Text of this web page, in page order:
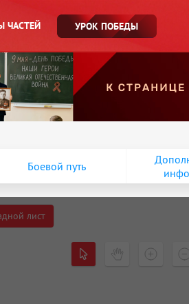
ЧАСТЕЙ УРОК ПОБЕДЫ
Боевой путь
лист